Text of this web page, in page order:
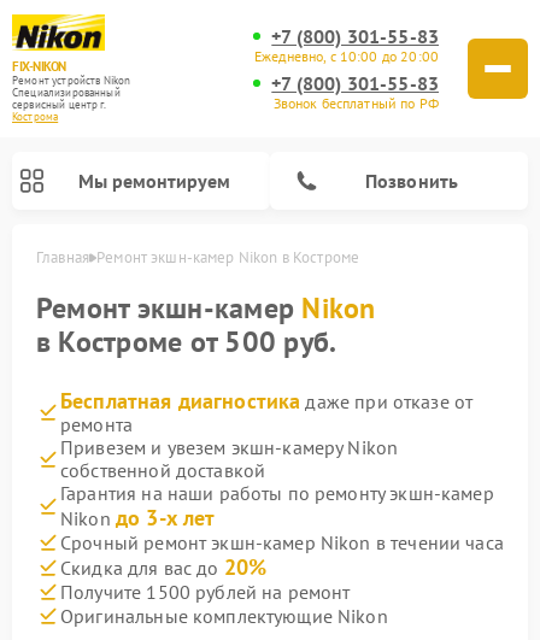
FIX-NIKON
Ремонт устройств Nikon
Специализированный
cервисный центр г.
Кострома
+7 (800) 301-55-83
Ежедневно, с 10:00 до 20:00
+7 (800) 301-55-83
Звонок бесплатный по РФ
Мы ремонтируем Позвонить
Главная Ремонт экшн-камер Nikon в Костроме
Ремонт экшн-камер Nikon
в Костроме от 500 руб.
Бесплатная диагностика даже при отказе от
ремонта
Привезем и увезем экшн-камеру Nikon
собственной доставкой
Гарантия на наши работы по ремонту экшн-камер
Nikon до 3-х лет
Срочный ремонт экшн-камер Nikon в течении часа
Скидка для вас до 20%
Получите 1500 рублей на ремонт
Оригинальные комплектующие Nikon